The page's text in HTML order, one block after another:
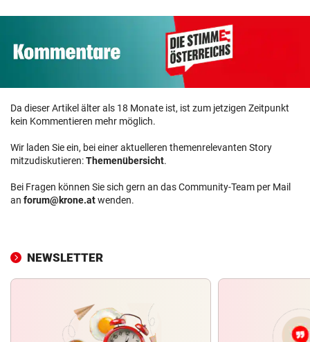
Da dieser Artikel älter als 18 Monate ist, ist zum jetzigen Zeitpunkt
kein Kommentieren mehr möglich.
Wir laden Sie ein, bei einer aktuelleren themenrelevanten Story
mitzudiskutieren:Themenübersicht.
Bei Fragen können Sie sich gern an das Community-Team per Mail
an forum@krone.atwenden.
NEWSLETTER